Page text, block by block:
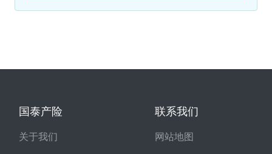
国泰产险
关于我们
联系我们
网站地图